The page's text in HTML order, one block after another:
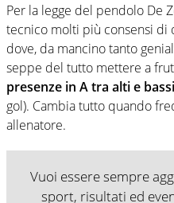
Per la legge del pendolo De
tecnico molti più consensi di
dove, da mancino tanto
seppe del tutto mettere a
presenze in A tra alti e
gol). Cambia tutto quando
allenatore.
Vuoi essere sempre
sport, risultati ed